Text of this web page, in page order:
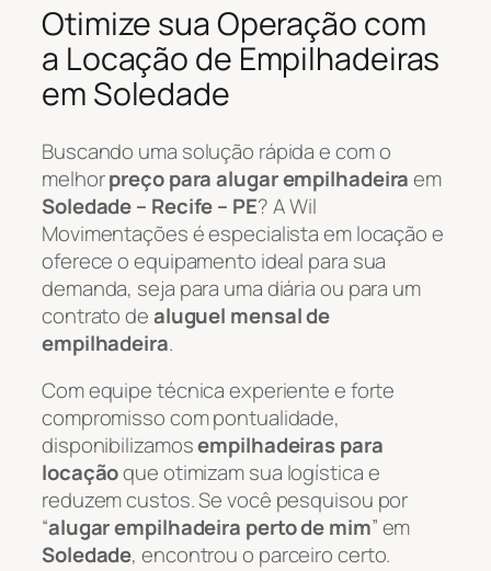
Otimize sua Operação com
a Locação de Empilhadeiras
em Soledade
Buscando uma solução rápida e com o
melhorpreço para alugar empilhadeiraem
Soledade – Recife – PE? A Wil
Movimentações é especialista em locação e
oferece o equipamento ideal para sua
demanda, seja para uma diária ou para um
contrato dealuguel mensal de
empilhadeira.
Com equipe técnica experiente e forte
compromisso com pontualidade,
disponibilizamosempilhadeiras para
locaçãoque otimizam sua logística e
reduzem custos. Se você pesquisou por
“alugar empilhadeira perto de mim” em
Soledade, encontrou o parceiro certo.